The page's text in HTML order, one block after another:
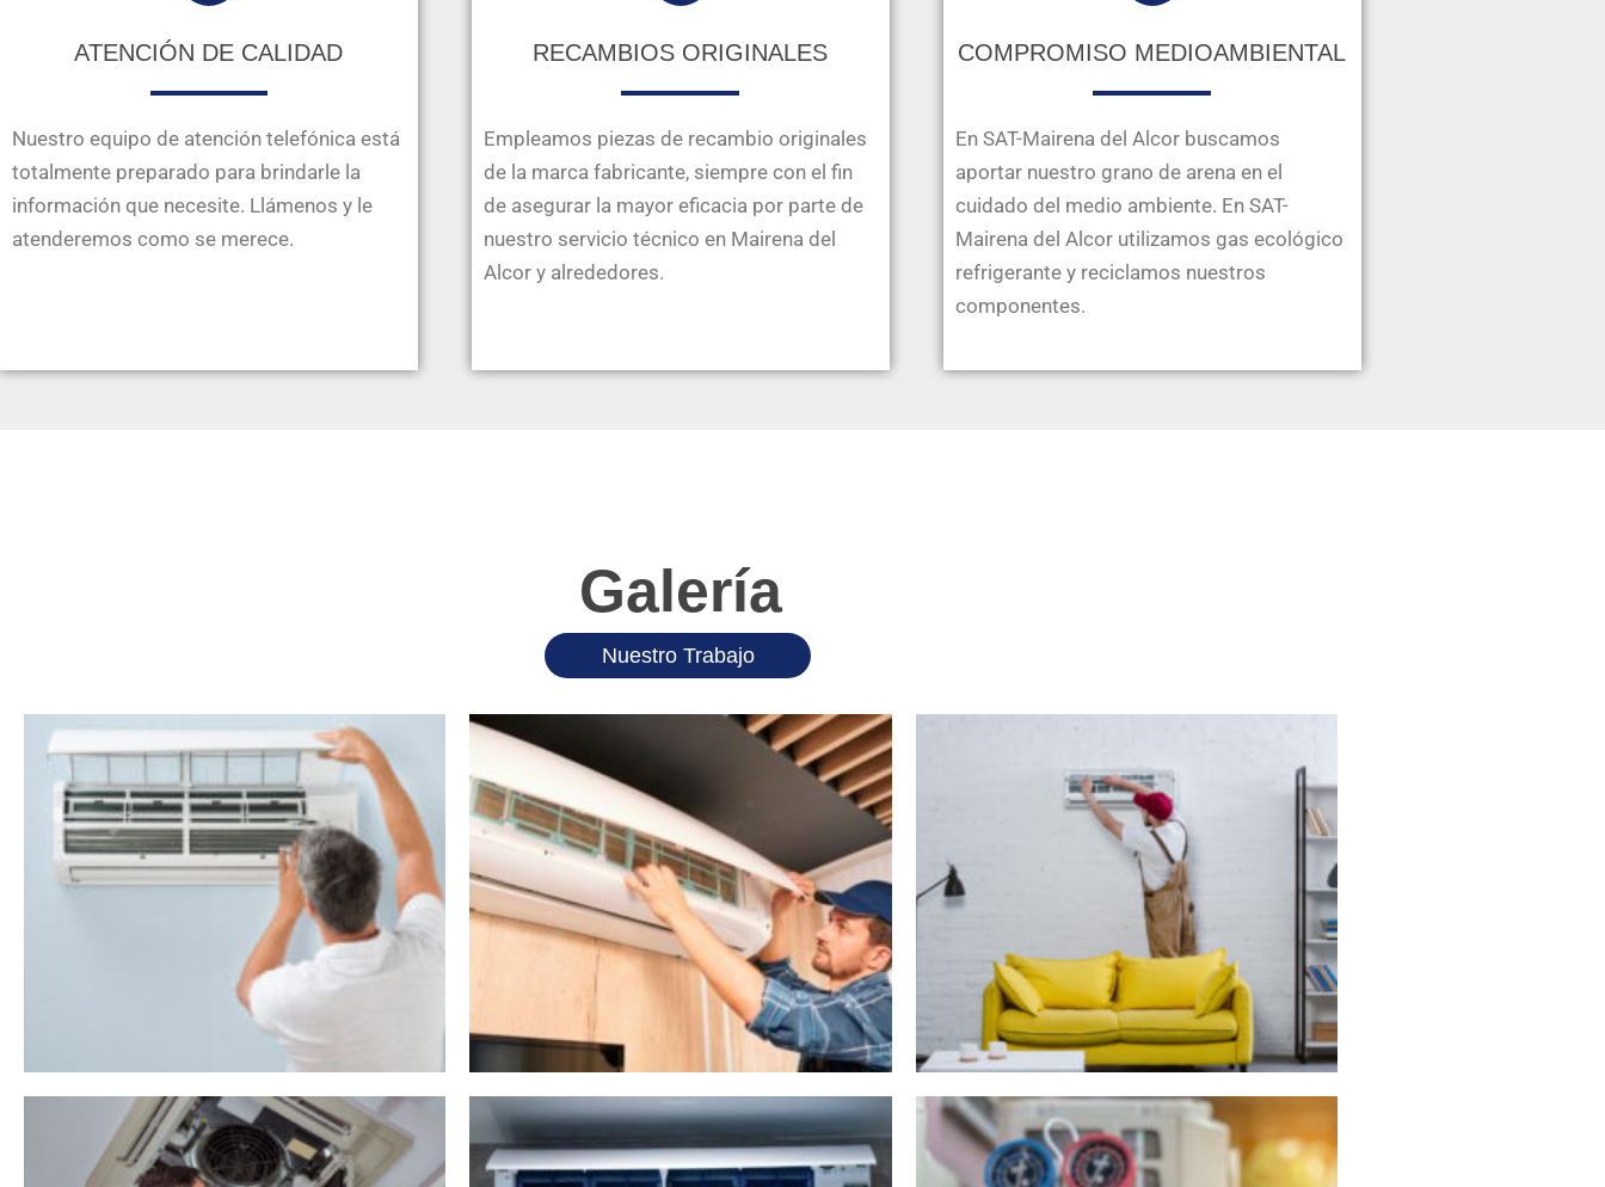
ATENCIÓN DE CALIDAD
Nuestro equipo de atención telefónica está
totalmente preparado para brindarle la
información que necesite. Llámenos y le
atenderemos como se merece.
RECAMBIOS ORIGINALES
Empleamos piezas de recambio originales
de la marca fabricante, siempre con el fin
de asegurar la mayor eficacia por parte de
nuestro servicio técnico en Mairena del
Alcor y alrededores.
COMPROMISO MEDIOAMBIENTAL
En SAT-Mairena del Alcor buscamos
aportar nuestro grano de arena en el
cuidado del medio ambiente. En SAT-
Mairena del Alcor utilizamos gas ecológico
refrigerante y reciclamos nuestros
componentes.
Galería
Nuestro Trabajo